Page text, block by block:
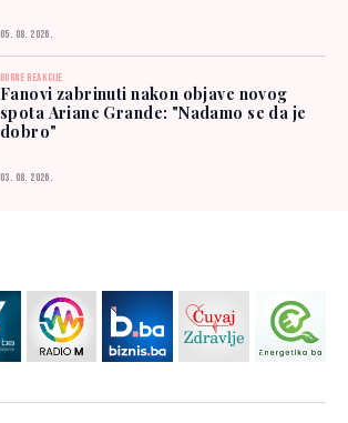
05. 08. 2026.
BURNE REAKCIJE
Fanovi zabrinuti nakon objave novog
spota Ariane Grande: "Nadamo se da je
dobro"
03. 08. 2026.